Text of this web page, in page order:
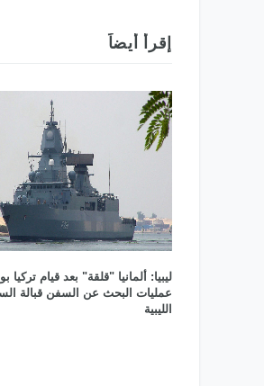
إقرأ أيضاً
ليبيا: ألمانيا "قلقة" بعد قيام تركيا
عمليات البحث عن السفن قبالة
الليبية